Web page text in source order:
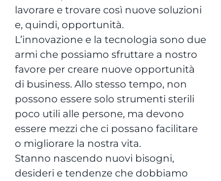
lavorare e trovare così nuove soluzioni
e, quindi, opportunità.
L’innovazione e la tecnologia sono due
armi che possiamo sfruttare a nostro
favore per creare nuove opportunità
di business. Allo stesso tempo, non
possono essere solo strumenti sterili
poco utili alle persone, ma devono
essere mezzi che ci possano facilitare
o migliorare la nostra vita.
Stanno nascendo nuovi bisogni,
desideri e tendenze che dobbiamo